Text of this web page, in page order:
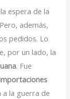
espera de la
además,
pedidos. Lo
por un lado, la
. Fue
a la guerra de